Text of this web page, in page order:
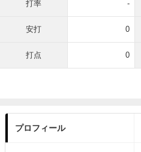
打率 -
安打 0
打点 0
プロフィール